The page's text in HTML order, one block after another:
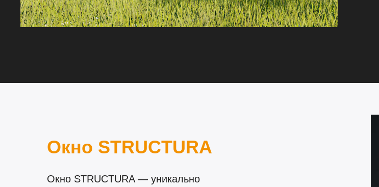
Окно STRUCTURA — уникально
Окно STRUCTURA